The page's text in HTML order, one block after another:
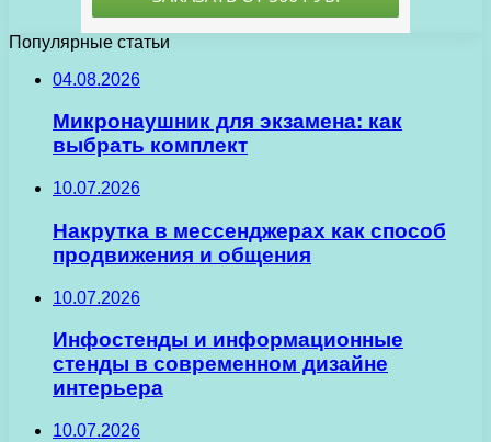
Популярные статьи
04.08.2026
Микронаушник для экзамена: как
выбрать комплект
10.07.2026
Накрутка в мессенджерах как способ
продвижения и общения
10.07.2026
Инфостенды и информационные
стенды в современном дизайне
интерьера
10.07.2026